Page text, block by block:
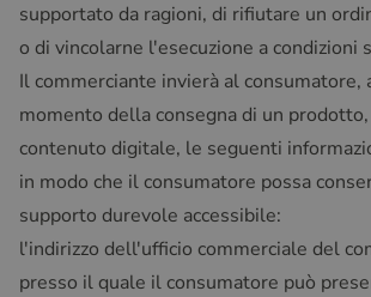
supportato da ragioni, di rifiutare un
o di vincolarne l'esecuzione a condizioni
Il commerciante invierà al consumatore,
momento della consegna di un
contenuto digitale, le seguenti
in modo che il consumatore possa
supporto durevole accessibile:
l'indirizzo dell'ufficio commerciale del
presso il quale il consumatore può